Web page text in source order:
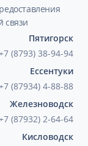
связи
Пятигорск
(8793) 38-94-94
Ессентуки
(87934) 4-88-88
Железноводск
(87932) 2-64-64
Кисловодск